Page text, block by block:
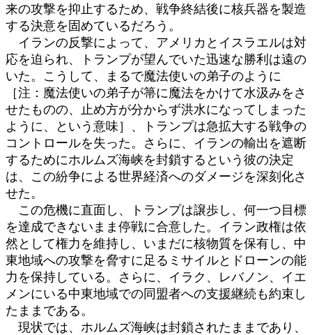
来の攻撃を抑止するため、戦争終結後に核兵器を製造
する決意を固めているだろう。
イランの反撃によって、アメリカとイスラエルは対
応を迫られ、トランプが望んでいた迅速な勝利は遠の
いた。こうして、まるで魔法使いの弟子のように
［注：魔法使いの弟子が箒に魔法をかけて水汲みをさ
せたものの、止め方が分からず洪水になってしまった
ように、という意味］、トランプは急拡大する戦争の
コントロールを失った。さらに、イランの輸出を遮断
するためにホルムズ海峡を封鎖するという彼の決定
は、この紛争による世界経済へのダメージを深刻化さ
せた。
この危機に直面し、トランプは譲歩し、何一つ目標
を達成できないまま停戦に合意した。イラン政権は依
然として権力を維持し、いまだに核物質を保有し、中
東地域への攻撃を脅すに足るミサイルとドローンの能
力を保持している。さらに、イラク、レバノン、イエ
メンにいる中東地域での同盟者への支援継続も約束し
たままである。
現状では、ホルムズ海峡は封鎖されたままであり、